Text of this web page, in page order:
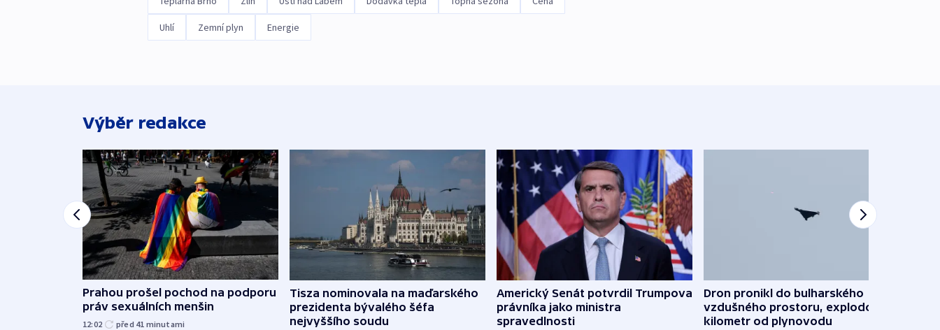
Uhlí Zemní plyn Energie
Výběr redakce
Prahou prošel pochod na podporu
práv sexuálních menšin
12:02 před 41 minutami
Tisza nominovala na maďarského
prezidenta bývalého šéfa
nejvyššího soudu
Americký Senát potvrdil Trumpova
právníka jako ministra
spravedlnosti
Dron pronikl do bulharského
vzdušného prostoru, explodoval
kilometr od plynovodu